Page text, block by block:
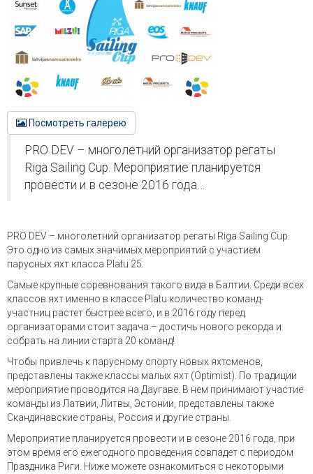
Посмотреть галерею
PRO DEV – многолетний организатор регаты
Riga Sailing Cup. Мероприятие планируется
провести и в сезоне 2016 года…
PRO DEV – многолетний организатор регаты Riga Sailing Cup.
Это одно из самых значимых мероприятий с участием
парусных яхт класса Platu 25.
Самые крупные соревнования такого вида в Балтии. Среди всех
классов яхт именно в классе Platu количество команд-
участниц растет быстрее всего, и в 2016 году перед
организаторами стоит задача – достичь нового рекорда и
собрать на линии старта 20 команд!
Чтобы привлечь к парусному спорту новых яхтсменов,
представлены также классы малых яхт (Optimist). По традиции
мероприятие проводится на Даугаве. В нем принимают участие
команды из Латвии, Литвы, Эстонии, представлены также
Скандинавские страны, Россия и другие страны.
Мероприятие планируется провести и в сезоне 2016 года, при
этом время его ежегодного проведения совпадет с периодом
Праздника Риги. Ниже можете ознакомиться с некоторыми